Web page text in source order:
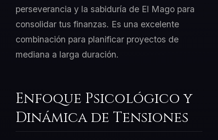
perseverancia y la sabiduría de El Mago para
consolidar tus finanzas. Es una excelente
combinación para planificar proyectos de
mediana a larga duración.
Enfoque Psicológico y
Dinámica de Tensiones